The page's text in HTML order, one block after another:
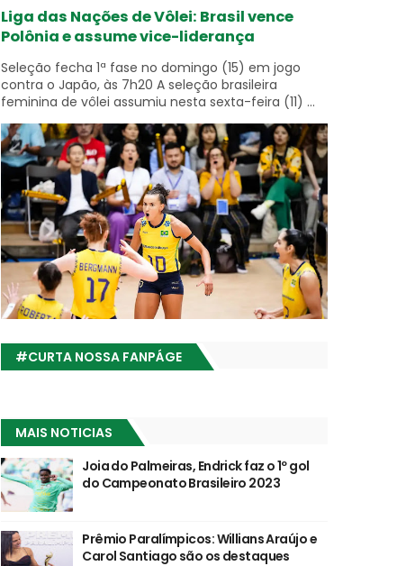
Liga das Nações de Vôlei: Brasil vence
Polônia e assume vice-liderança
Seleção fecha 1ª fase no domingo (15) em jogo
contra o Japão, às 7h20 A seleção brasileira
feminina de vôlei assumiu nesta sexta-feira (11) ...
#CURTA NOSSA FANPÁGE
MAIS NOTICIAS
Joia do Palmeiras, Endrick faz o 1º gol
do Campeonato Brasileiro 2023
Prêmio Paralímpicos: Willians Araújo e
Carol Santiago são os destaques